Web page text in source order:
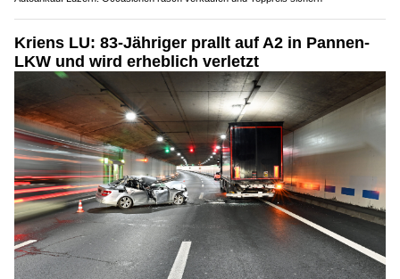
Kriens LU: 83-Jähriger prallt auf A2 in Pannen-
LKW und wird erheblich verletzt